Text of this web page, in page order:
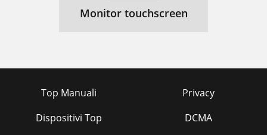
Monitor touchscreen
Top Manuali
Dispositivi Top
Privacy
DCMA